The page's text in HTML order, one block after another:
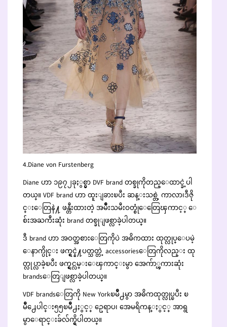
4.Diane von Furstenberg
Diane ဟာ ၁၉၇၂ခုႏွစ္မွာ DVF brand တစ္ခုကိုတည္ေထာင္ခဲ့ပါ
တယ္။ VDF brand ဟာ ထူးျခားၿပီး ဆန္းသစ္တဲ့ ကာလာ၊ဒီဇို
င္းေတြနဲ႔ ဖန္တီးထားတဲ့ အမ်ဳိးသမီးဝတ္စုံေတြေၾကာင့္ ေ
စ်းအႀကီးဆုံး brand တစ္ခုျဖစ္လာခဲ့ပါတယ္။
ဒီ brand ဟာ အဝတ္အစားေတြကိုပဲ အဓိကထား ထုတ္လုပ္ေပမဲ့
ေနာက္ပိုင္း ဖက္ရွင္နဲ႔ပတ္သတ္တဲ့ accessoriesေတြကိုလည္း ထု
တ္လုပ္လာခဲ့ၿပီး ဖက္ရွင္လမ္းေၾကာင္းမွာ အေက်ာ္ၾကားဆုံး
brandsေတြျဖစ္လာခဲ့ပါတယ္။
VDF brandsေတြကို New Yorkၿမိဳ႕မွာ အဓိကထုတ္လုပ္ၿပီး ၿ
မိဳ႕ေပါင္း၅၅ၿမိဳ႕ႏွင့္ ဥေရာပ၊ အေမရိကန္ႏွင့္ အာရွ
မွာေရာင္းခ်လ်က္ရွိပါတယ္။